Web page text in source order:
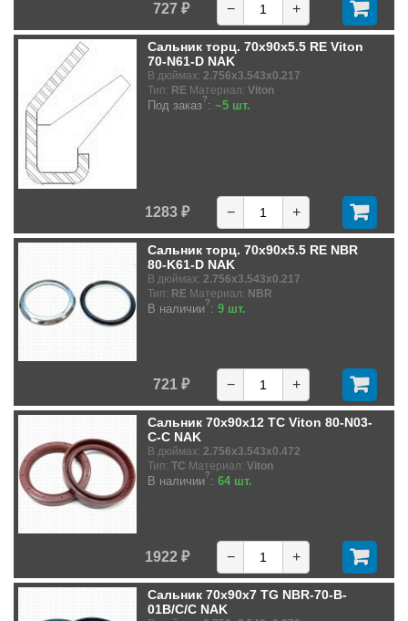
727 ₽ − +
Сальник торц. 70x90x5.5 RE Viton
70-N61-D NAK
В дюймах: 2.756x3.543x0.217
Тип: RE Материал: Viton
Под заказ?: ~5 шт.
1283 ₽ − +
Сальник торц. 70x90x5.5 RE NBR
80-K61-D NAK
В дюймах: 2.756x3.543x0.217
Тип: RE Материал: NBR
В наличии?: 9 шт.
721 ₽ − +
Сальник 70x90x12 TC Viton 80-N03-
C-C NAK
В дюймах: 2.756x3.543x0.472
Тип: TC Материал: Viton
В наличии?: 64 шт.
1922 ₽ − +
Сальник 70x90x7 TG NBR-70-B-
01B/C/C NAK